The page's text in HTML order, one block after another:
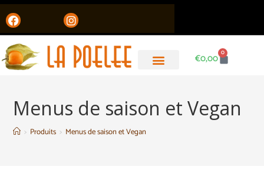
€0,00 0
Menus de saison et Vegan
> Produits > Menus de saison et Vegan